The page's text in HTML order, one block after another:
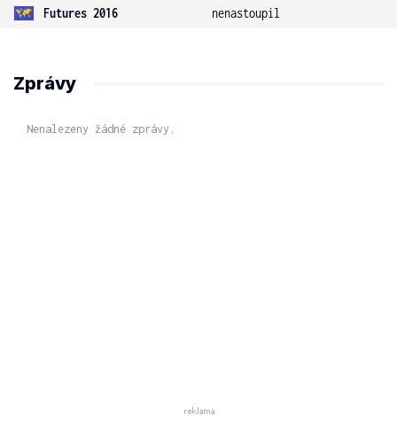
Futures 2016
nenastoupil
Zprávy
Nenalezeny žádné zprávy.